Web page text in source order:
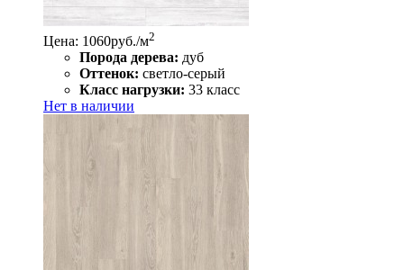
Цена: 1060руб./м2
Порода дерева: дуб
Оттенок: светло-серый
Класс нагрузки: 33 класс
Нет в наличии